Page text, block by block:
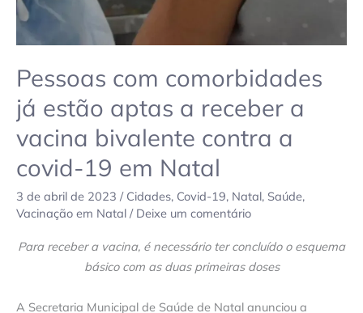
Pessoas com comorbidades
já estão aptas a receber a
vacina bivalente contra a
covid-19 em Natal
3 de abril de 2023 / Cidades, Covid-19, Natal, Saúde,
Vacinação em Natal / Deixe um comentário
Para receber a vacina, é necessário ter concluído o esquema
básico com as duas primeiras doses
A Secretaria Municipal de Saúde de Natal anunciou a
bivalente
contra
a
covid-
19
em
Natal